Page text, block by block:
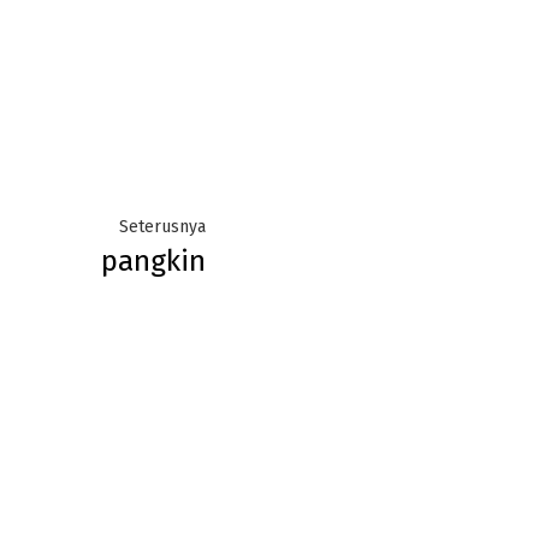
SeterusnyaNext
pangkin